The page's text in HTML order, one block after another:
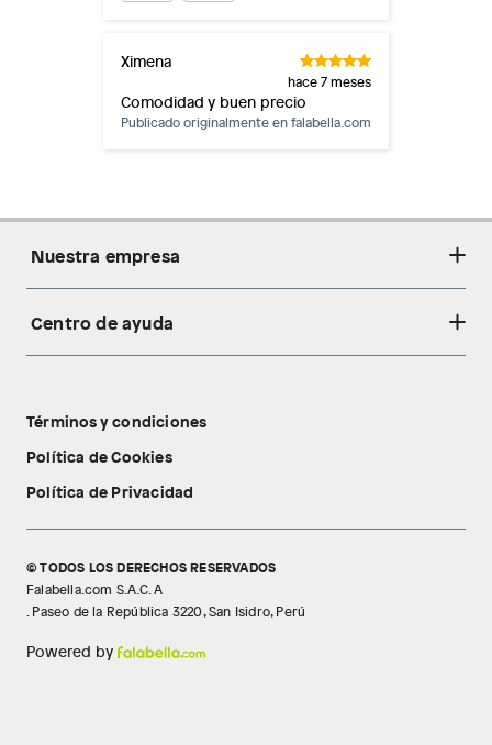
Ximena
hace 7 meses
Comodidad y buen precio
Publicado originalmente enfalabella.com
Nuestra empresa
Acerca de nosotros
Tecnología Pillow Walk
Centro de ayuda
Libro de reclamaciones
Términos y condiciones
Política de Cookies
Política de Privacidad
© TODOS LOS DERECHOS RESERVADOS
Falabella.com S.A.C. A
. Paseo de la República 3220, San Isidro, Perú
Powered by